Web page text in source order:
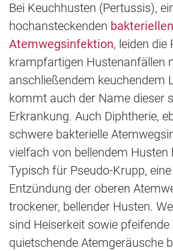
Bei Keuchhusten (Pertussis),
hochansteckenden bakteriellen
Atemwegsinfektion, leiden die
krampfartigen Hustenanfällen
anschließendem keuchendem
kommt auch der Name dieser
Erkrankung. Auch Diphtherie,
schwere bakterielle
vielfach von bellendem Husten
Typisch für Pseudo-Krupp,
Entzündung der oberen
trockener, bellender Husten.
sind Heiserkeit sowie pfeifende
quietschende Atemgeräusche